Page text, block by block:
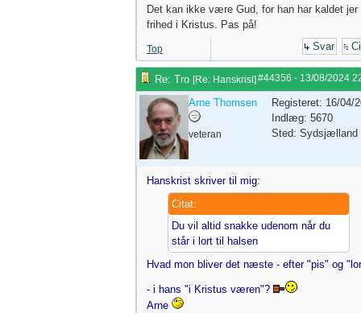
Det kan ikke være Gud, for han har kaldet jer
frihed i Kristus. Pas på!
Top Svar
#44356 - 13/08/2024
Re: Tro [Re: Hanskrist]
Arne Thomsen
veteran
Registeret: 16/04/
Indlæg: 5670
Sted: Sydsjælland
Hanskrist skriver til mig:
Citat:
Du vil altid snakke udenom når du
står i lort til halsen
Hvad mon bliver det næste - efter "pis" og
- i hans "i Kristus væren"?
Arne